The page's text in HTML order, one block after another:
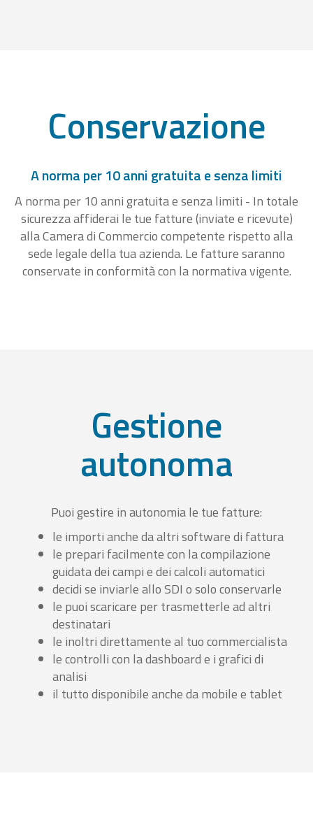
Conservazione
A norma per 10 anni gratuita e senza limiti
A norma per 10 anni gratuita e senza limiti - In totale
sicurezza affiderai le tue fatture (inviate e ricevute)
alla Camera di Commercio competente rispetto alla
sede legale della tua azienda. Le fatture saranno
conservate in conformità con la normativa vigente.
Gestione
autonoma
Puoi gestire in autonomia le tue fatture:
le importi anche da altri software di fattura
le prepari facilmente con la compilazione
guidata dei campi e dei calcoli automatici
decidi se inviarle allo SDI o solo conservarle
le puoi scaricare per trasmetterle ad altri
destinatari
le inoltri direttamente al tuo commercialista
le controlli con la dashboard e i grafici di
analisi
il tutto disponibile anche da mobile e tablet